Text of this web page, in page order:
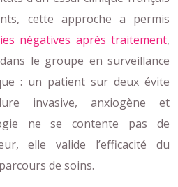
cette approche a permis
négatives après traitement,
le groupe en surveillance
: un patient sur deux évite
invasive, anxiogène et
ne se contente pas de
elle valide l’efficacité du
de soins.